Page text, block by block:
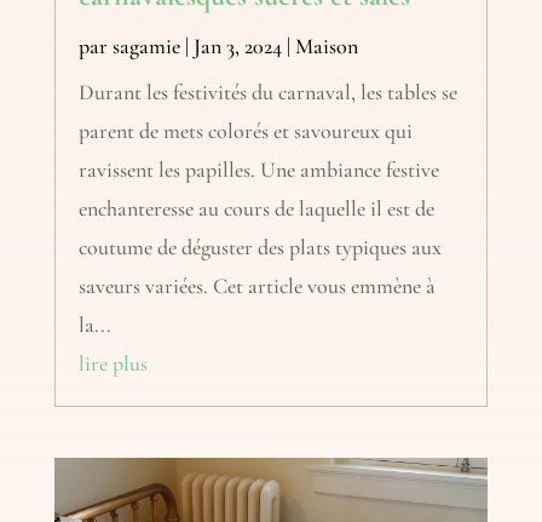
parsagamie| Jan 3, 2024| Maison
Durant les festivités du carnaval, les tables se
parent de mets colorés et savoureux qui
ravissent les papilles. Une ambiance festive
enchanteresse au cours de laquelle il est de
coutume de déguster des plats typiques aux
saveurs variées. Cet article vous emmène à
la...
lire plus